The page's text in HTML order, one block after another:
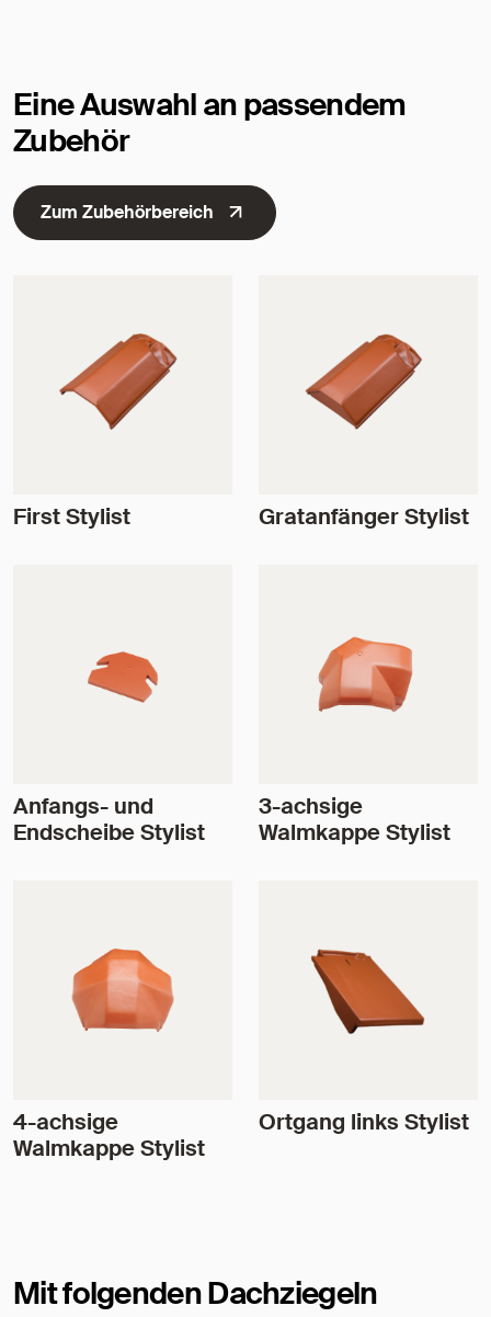
Eine Auswahl an passendem
Zubehör
Zum Zubehörbereich
First Stylist Gratanfänger Stylist
Anfangs- und
Endscheibe Stylist
3-achsige
Walmkappe Stylist
4-achsige
Walmkappe Stylist
Ortgang links Stylist
Mit folgenden Dachziegeln